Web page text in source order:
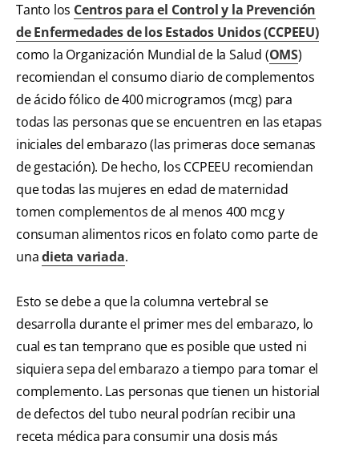
Tanto los Centros para el Control y la Prevención
de Enfermedades de los Estados Unidos (CCPEEU)
como la Organización Mundial de la Salud (OMS)
recomiendan el consumo diario de complementos
de ácido fólico de 400 microgramos (mcg) para
todas las personas que se encuentren en las etapas
iniciales del embarazo (las primeras doce semanas
de gestación). De hecho, los CCPEEU recomiendan
que todas las mujeres en edad de maternidad
tomen complementos de al menos 400 mcg y
consuman alimentos ricos en folato como parte de
unadieta variada.
Esto se debe a que la columna vertebral se
desarrolla durante el primer mes del embarazo, lo
cual es tan temprano que es posible que usted ni
siquiera sepa del embarazo a tiempo para tomar el
complemento. Las personas que tienen un historial
de defectos del tubo neural podrían recibir una
receta médica para consumir una dosis más